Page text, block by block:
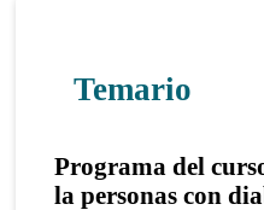
Temario
Programa del
la personas con